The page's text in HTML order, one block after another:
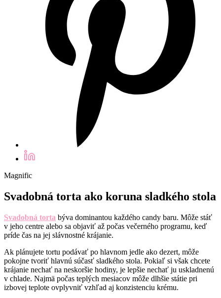
Magnific
Svadobná torta ako koruna sladkého stola
Svadobná torta býva dominantou každého candy baru. Môže stáť
v jeho centre alebo sa objaviť až počas večerného programu, keď
príde čas na jej slávnostné krájanie.
Ak plánujete tortu podávať po hlavnom jedle ako dezert, môže
pokojne tvoriť hlavnú súčasť sladkého stola. Pokiaľ si však chcete
krájanie nechať na neskoršie hodiny, je lepšie nechať ju uskladnenú
v chlade. Najmä počas teplých mesiacov môže dlhšie státie pri
izbovej teplote ovplyvniť vzhľad aj konzistenciu krému.